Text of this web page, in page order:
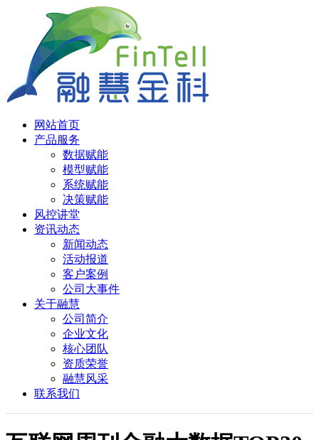
网站首页
产品服务
数据赋能
模型赋能
系统赋能
决策赋能
风控讲堂
资讯动态
新闻动态
活动报道
客户案例
公司大事件
关于融慧
公司简介
企业文化
核心团队
资质荣誉
融慧风采
联系我们